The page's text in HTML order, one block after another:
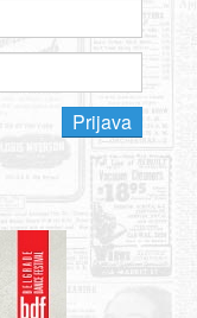
Prijava